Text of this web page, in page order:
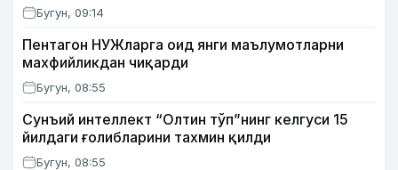
Бугун, 09:14
Пентагон НУЖларга оид янги маълумотларни
махфийликдан чиқарди
Бугун, 08:55
Сунъий интеллект “Олтин тўп”нинг келгуси 15
йилдаги ғолибларини тахмин қилди
Бугун, 08:55